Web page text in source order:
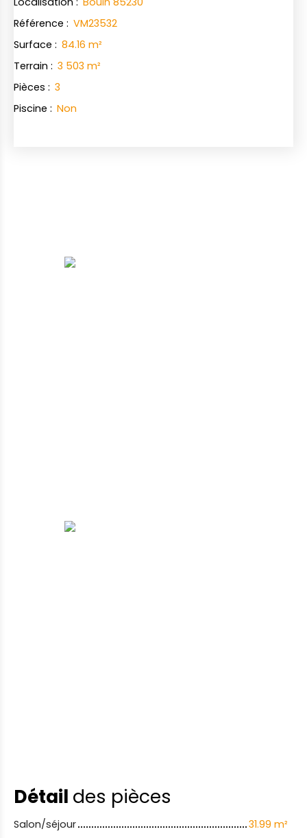
Référence : VM23532
Surface : 84.16 m²
Terrain : 3 503 m²
Pièces : 3
Piscine : Non
Détail des pièces
Salon/séjour
31.99 m²